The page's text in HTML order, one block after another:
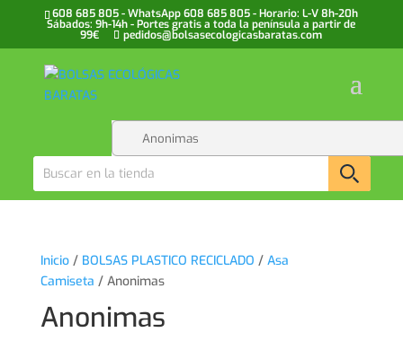
608 685 805 - WhatsApp 608 685 805 - Horario: L-V 8h-20h
Sábados: 9h-14h - Portes gratis a toda la península a partir de
99€ pedidos@bolsasecologicasbaratas.com
Inicio/ BOLSAS PLASTICO RECICLADO / Asa
Camiseta / Anonimas
Anonimas